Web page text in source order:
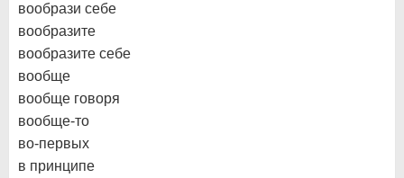
вообрази себе
вообразите
вообразите себе
вообще
вообще говоря
вообще-то
во-первых
в принципе